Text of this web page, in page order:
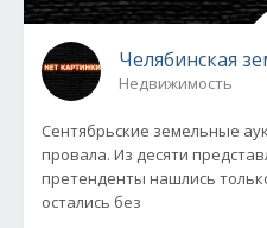
Челябинская
Недвижимость
Сентябрьские земельные
провала. Из десяти
претенденты нашлись
остались без